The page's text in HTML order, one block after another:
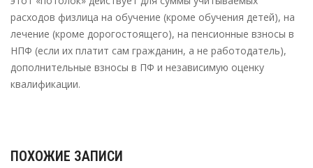
расходов физлица на обучение (кроме обучения детей), на
лечение (кроме дорогостоящего), на пенсионные взносы в
НПФ (если их платит сам гражданин, а не работодатель),
дополнительные взносы в ПФ и независимую оценку
квалификации.
ПОХОЖИЕ ЗАПИСИ